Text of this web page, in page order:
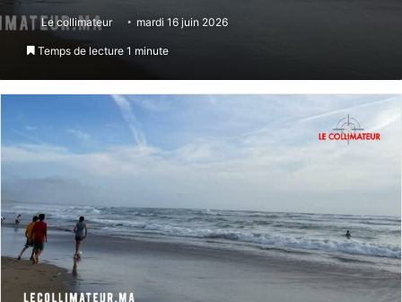
Le collimateur mardi 16 juin 2026
Temps de lecture 1 minute